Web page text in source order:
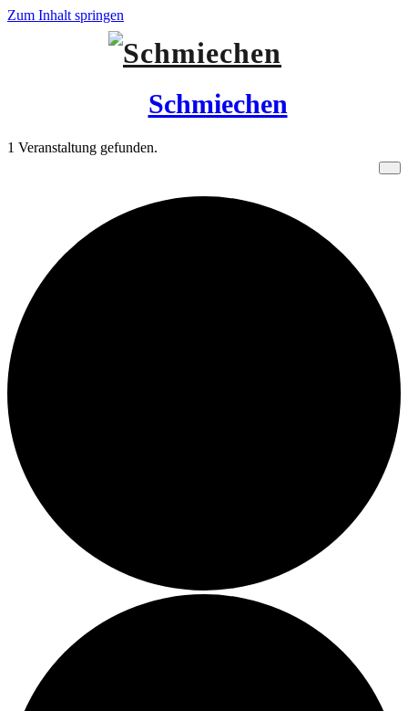
Zum Inhalt springen
Schmiechen
1 Veranstaltung gefunden.